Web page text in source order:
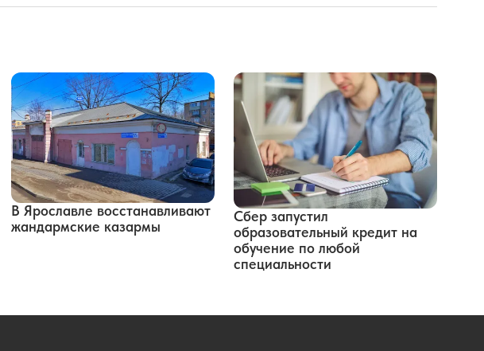
В Ярославле восстанавливают
жандармские казармы
Сбер запустил
образовательный кредит на
обучение по любой
специальности